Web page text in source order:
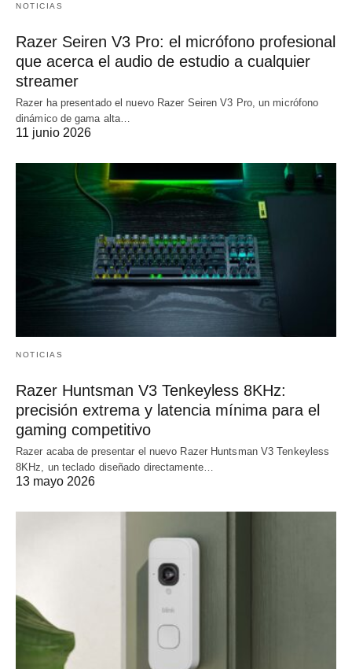
NOTICIAS
Razer Seiren V3 Pro: el micrófono profesional
que acerca el audio de estudio a cualquier
streamer
Razer ha presentado el nuevo Razer Seiren V3 Pro, un micrófono
dinámico de gama alta…
11 junio 2026
NOTICIAS
Razer Huntsman V3 Tenkeyless 8KHz:
precisión extrema y latencia mínima para el
gaming competitivo
Razer acaba de presentar el nuevo Razer Huntsman V3 Tenkeyless
8KHz, un teclado diseñado directamente…
13 mayo 2026